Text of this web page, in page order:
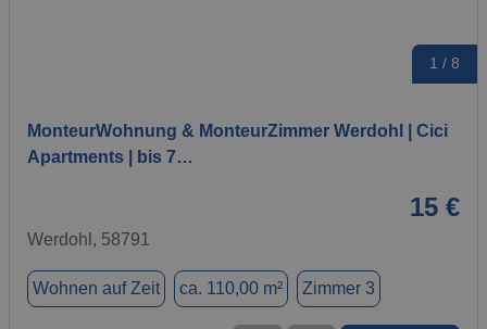
1 / 8
MonteurWohnung & MonteurZimmer Werdohl | Cici
Apartments | bis 7…
15 €
Werdohl, 58791
Wohnen auf Zeit ca. 110,00 m² Zimmer 3